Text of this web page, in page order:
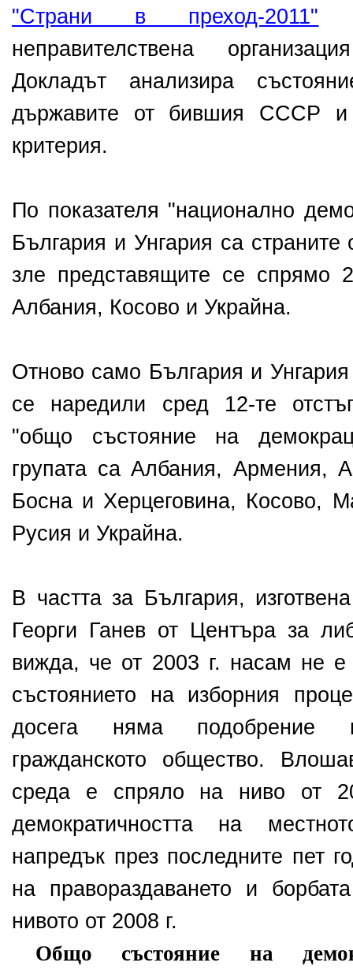
"Страни в преход-2011"
неправителствена
Докладът анализира
държавите от бившия СССР и
критерия.
По показателя "национално
България и Унгария са
зле представящите се спрямо
Албания, Косово и Украйна.
Отново само България и
се наредили сред 12-те
"общо състояние на
групата са Албания, Армения,
Босна и Херцеговина, Косово,
Русия и Украйна.
В частта за България,
Георги Ганев от Центъра за
вижда, че от 2003 г. насам не
състоянието на изборния
досега няма подобрение
гражданското общество.
среда е спряло на ниво от
демократичността на
напредък през последните пет
на правораздаването и
нивото от 2008 г.
Общо състояние на